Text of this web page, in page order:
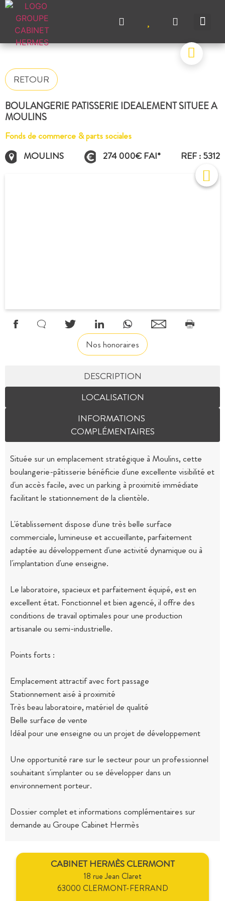
RETOUR
BOULANGERIE PATISSERIE IDEALEMENT SITUEE A
MOULINS
Fonds de commerce & parts sociales
MOULINS
274 000€ FAI* REF : 5312
Nos honoraires
DESCRIPTION
LOCALISATION
INFORMATIONS
COMPLÉMENTAIRES
Située sur un emplacement stratégique à Moulins, cette
boulangerie-pâtisserie bénéficie d'une excellente visibilité et
d'un accès facile, avec un parking à proximité immédiate
facilitant le stationnement de la clientèle.
L'établissement dispose d'une très belle surface
commerciale, lumineuse et accueillante, parfaitement
adaptée au développement d'une activité dynamique ou à
l'implantation d'une enseigne.
Le laboratoire, spacieux et parfaitement équipé, est en
excellent état. Fonctionnel et bien agencé, il offre des
conditions de travail optimales pour une production
artisanale ou semi-industrielle.
Points forts :
Emplacement attractif avec fort passage
Stationnement aisé à proximité
Très beau laboratoire, matériel de qualité
Belle surface de vente
Idéal pour une enseigne ou un projet de développement
Une opportunité rare sur le secteur pour un professionnel
souhaitant s'implanter ou se développer dans un
environnement porteur.
Dossier complet et informations complémentaires sur
demande au Groupe Cabinet Hermès
CABINET HERMÈS CLERMONT
18 rue Jean Claret
63000 CLERMONT-FERRAND